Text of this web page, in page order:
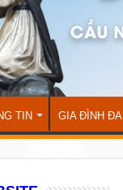
TIN GIA ĐÌNH ĐA